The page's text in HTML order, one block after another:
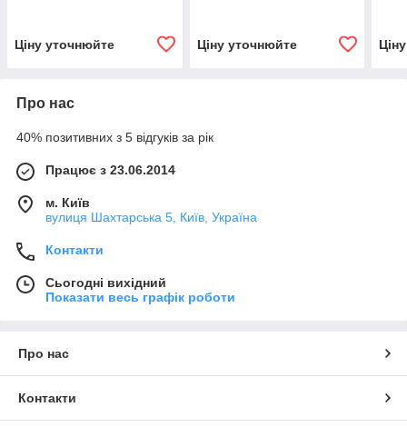
Ціну уточнюйте Ціну уточнюйте
Про нас
40% позитивних з 5 відгуків за рік
Працює з 23.06.2014
м. Київ
вулиця Шахтарська 5, Київ, Україна
Контакти
Сьогодні вихідний
Показати весь графік роботи
Про нас
Контакти